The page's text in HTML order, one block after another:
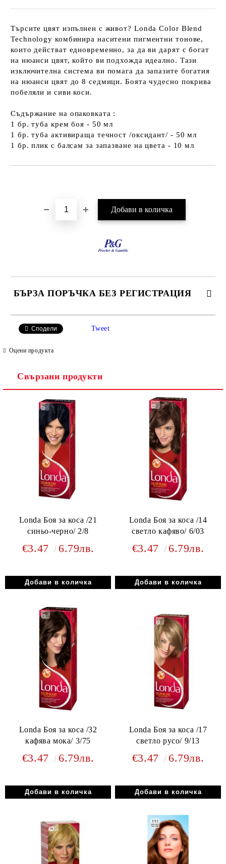
Търсите цвят изпълнен с живот? Londa Color Blend
Technology комбинира наситени пигментни тонове,
които действат едновременно, за да ви дарят с богат
на нюанси цвят, който ви подхожда идеално. Тази
изключителна система ви помага да запазите богатия
на нюанси цвят до 8 седмици. Боята чудесно покрива
побеляли и сиви коси.
Съдържание на опаковката :
1 бр. туба крем боя - 50 мл
1 бр. туба активираща течност /оксидант/ - 50 мл
1 бр. плик с балсам за запазване на цвета - 10 мл
БЪРЗА ПОРЪЧКА БЕЗ РЕГИСТРАЦИЯ
Ние ще се свържем с вас в рамките на работния ден.
Сподели Tweet
Оцени продукта
Свързани продукти
Londa Боя за коса /21
синьо-черно/ 2/8
€3.47 6.79лв.
Londa Боя за коса /14
светло кафяво/ 6/03
€3.47 6.79лв.
Londa Боя за коса /32
кафява мока/ 3/75
€3.47 6.79лв.
Londa Боя за коса /17
светло русо/ 9/13
€3.47 6.79лв.